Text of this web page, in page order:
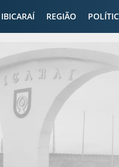
IBICARAÍ REGIÃO